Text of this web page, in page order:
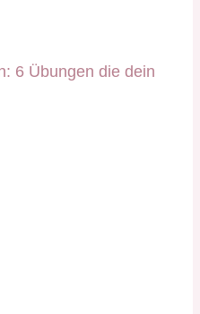
6 Übungen die dein